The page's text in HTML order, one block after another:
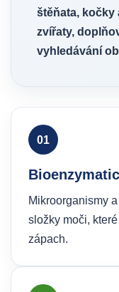
štěňata, kočky
zvířaty,
vyhledávání
01
Mikroorganismy
složky moči,
zápach.